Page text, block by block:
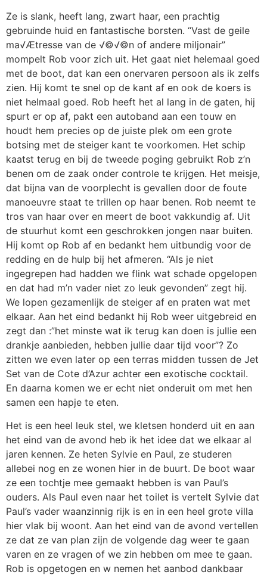
Ze is slank, heeft lang, zwart haar, een prachtig
gebruinde huid en fantastische borsten. “Vast de geile
ma√Ætresse van de √©√©n of andere miljonair”
mompelt Rob voor zich uit. Het gaat niet helemaal goed
met de boot, dat kan een onervaren persoon als ik zelfs
zien. Hij komt te snel op de kant af en ook de koers is
niet helmaal goed. Rob heeft het al lang in de gaten, hij
spurt er op af, pakt een autoband aan een touw en
houdt hem precies op de juiste plek om een grote
botsing met de steiger kant te voorkomen. Het schip
kaatst terug en bij de tweede poging gebruikt Rob z’n
benen om de zaak onder controle te krijgen. Het meisje,
dat bijna van de voorplecht is gevallen door de foute
manoeuvre staat te trillen op haar benen. Rob neemt te
tros van haar over en meert de boot vakkundig af. Uit
de stuurhut komt een geschrokken jongen naar buiten.
Hij komt op Rob af en bedankt hem uitbundig voor de
redding en de hulp bij het afmeren. “Als je niet
ingegrepen had hadden we flink wat schade opgelopen
en dat had m’n vader niet zo leuk gevonden” zegt hij.
We lopen gezamenlijk de steiger af en praten wat met
elkaar. Aan het eind bedankt hij Rob weer uitgebreid en
zegt dan :”het minste wat ik terug kan doen is jullie een
drankje aanbieden, hebben jullie daar tijd voor”? Zo
zitten we even later op een terras midden tussen de Jet
Set van de Cote d’Azur achter een exotische cocktail.
En daarna komen we er echt niet onderuit om met hen
samen een hapje te eten.
Het is een heel leuk stel, we kletsen honderd uit en aan
het eind van de avond heb ik het idee dat we elkaar al
jaren kennen. Ze heten Sylvie en Paul, ze studeren
allebei nog en ze wonen hier in de buurt. De boot waar
ze een tochtje mee gemaakt hebben is van Paul’s
ouders. Als Paul even naar het toilet is vertelt Sylvie dat
Paul’s vader waanzinnig rijk is en in een heel grote villa
hier vlak bij woont. Aan het eind van de avond vertellen
ze dat ze van plan zijn de volgende dag weer te gaan
varen en ze vragen of we zin hebben om mee te gaan.
Rob is opgetogen en w nemen het aanbod dankbaar